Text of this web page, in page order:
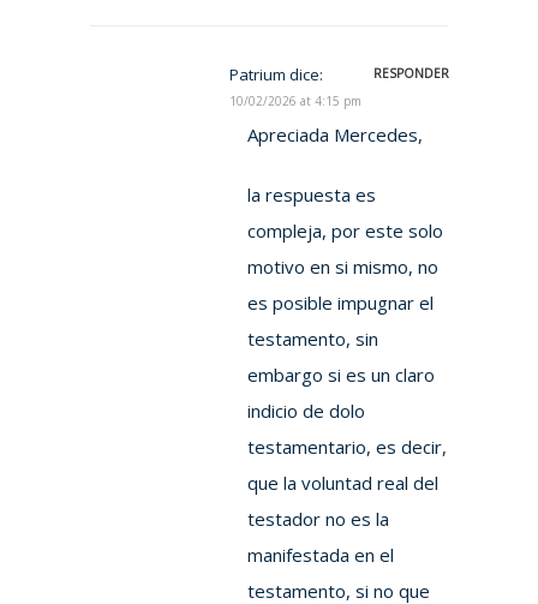
Patrium dice:
RESPONDER
10/02/2026 at 4:15 pm
Apreciada Mercedes,
la respuesta es
compleja, por este solo
motivo en si mismo, no
es posible impugnar el
testamento, sin
embargo si es un claro
indicio de dolo
testamentario, es decir,
que la voluntad real del
testador no es la
manifestada en el
testamento, si no que